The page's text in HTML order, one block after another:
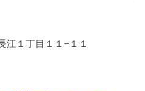
江１丁目１１−１１